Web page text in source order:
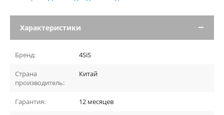
Характеристики
Бренд: 4SiS
Страна
производитель:
Китай
Гарантия: 12 месяцев